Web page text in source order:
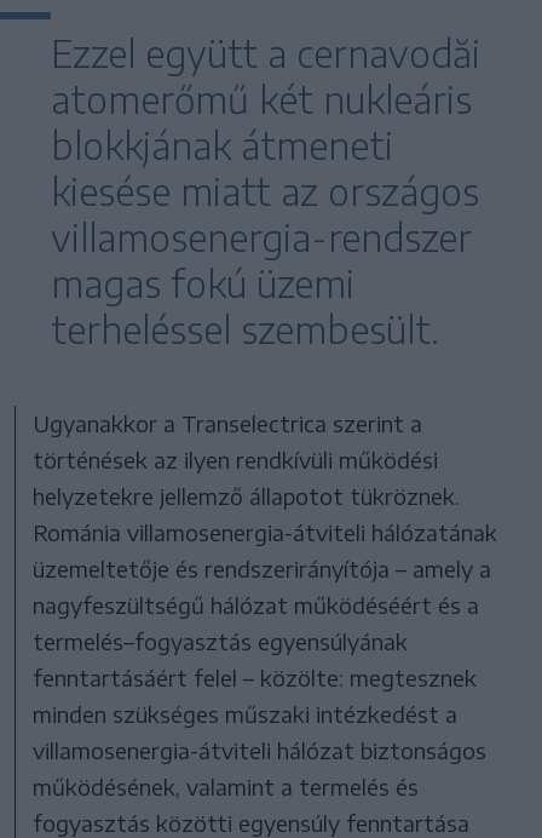
Ezzel együtt a cernavodăi
atomerőmű két nukleáris
blokkjának átmeneti
kiesése miatt az országos
villamosenergia-rendszer
magas fokú üzemi
terheléssel szembesült.
Ugyanakkor a Transelectrica szerint a
történések az ilyen rendkívüli működési
helyzetekre jellemző állapotot tükröznek.
Románia villamosenergia-átviteli hálózatának
üzemeltetője és rendszerirányítója – amely a
nagyfeszültségű hálózat működéséért és a
termelés–fogyasztás egyensúlyának
fenntartásáért felel – közölte: megtesznek
minden szükséges műszaki intézkedést a
villamosenergia-átviteli hálózat biztonságos
működésének, valamint a termelés és
fogyasztás közötti egyensúly fenntartása